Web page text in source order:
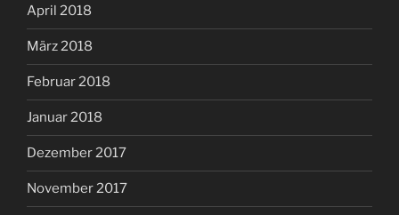
April 2018
März 2018
Februar 2018
Januar 2018
Dezember 2017
November 2017